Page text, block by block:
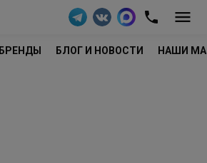
БРЕНДЫ БЛОГ И НОВОСТИ НАШИ